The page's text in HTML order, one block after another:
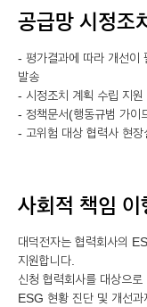
공급망 시정조
- 평가결과에 따라 개선이
발송
- 시정조치 계획 수립 지
- 정책문서(행동규범 가이
- 고위험 대상 협력사 현장
사회적 책임 이
대덕전자는 협력회사의
지원합니다.
신청 협력회사를 대상으
ESG 현황 진단 및 개선과